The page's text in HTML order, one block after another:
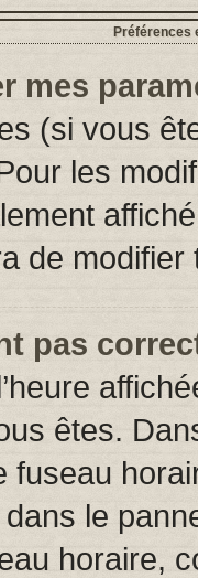
Préférences
mes
(si vous
les
de
pas
êtes.
fuseau
le
horaire,